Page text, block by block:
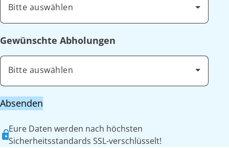
Bitte auswählen
Gewünschte Abholungen
Bitte auswählen
Absenden
Eure Daten werden nach höchsten
Sicherheitsstandards SSL-verschlüsselt!